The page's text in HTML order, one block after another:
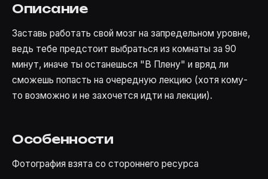
Описание
Заставь работать свой мозг на запредельном уровне,
ведь тебе предстоит выбраться из комнаты за 90
минут, иначе ты останешься "В Плену" и вряд ли
сможешь попасть на очередную лекцию (хотя кому-
то возможно и не захочется идти на лекции).
Особенности
Фотография взята со стороннего ресурса